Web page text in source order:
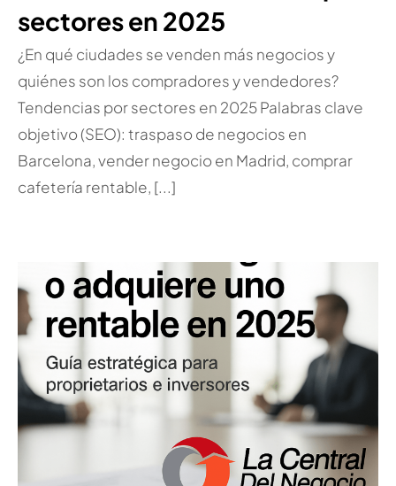
sectores en 2025
¿En qué ciudades se venden más negocios y
quiénes son los compradores y vendedores?
Tendencias por sectores en 2025 Palabras clave
objetivo (SEO): traspaso de negocios en
Barcelona, vender negocio en Madrid, comprar
cafetería rentable, [...]